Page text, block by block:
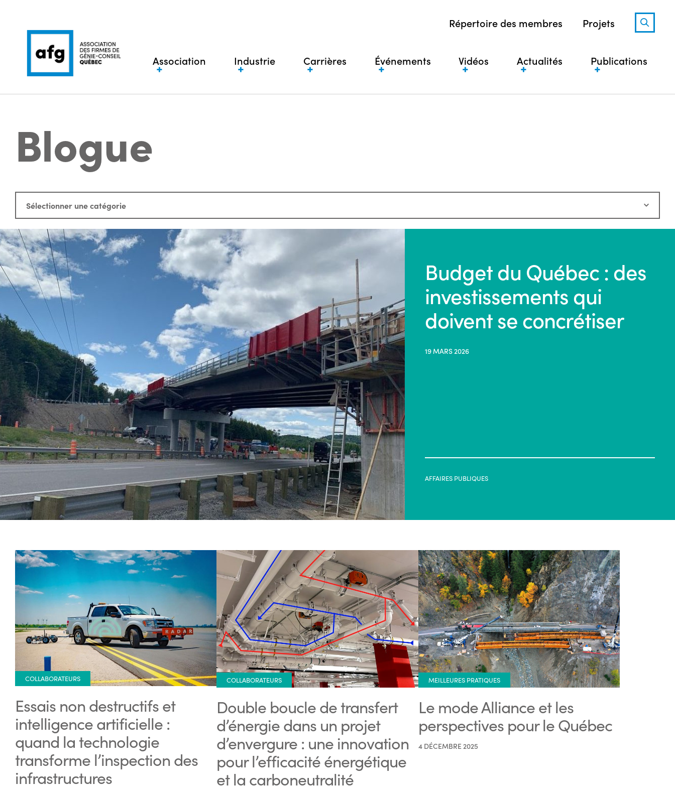
Répertoire des membres Projets
Association Industrie Carrières Événements Vidéos Actualités Publications
Blogue
Budget du Québec : des
investissements qui
doivent se concrétiser
19 MARS 2026
AFFAIRES PUBLIQUES
COLLABORATEURS
Essais non destructifs et
intelligence artificielle :
quand la technologie
transforme l’inspection des
infrastructures
COLLABORATEURS
Double boucle de transfert
d’énergie dans un projet
d’envergure : une innovation
pour l’efficacité énergétique
et la carboneutralité
MEILLEURES PRATIQUES
Le mode Alliance et les
perspectives pour le Québec
4 DÉCEMBRE 2025